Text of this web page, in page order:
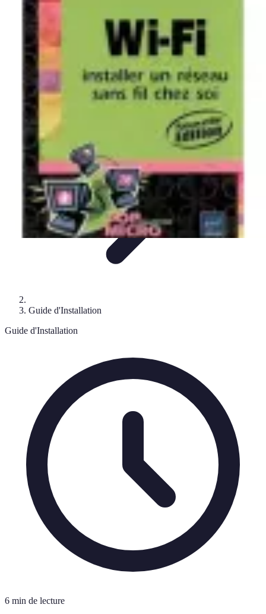
Fibre Internet Maison
Optimisation
Avantages de la
Tendances Comprendre la Fibre
Fibre Internet Maison
Guide d'Installation
Guide d'Installation
6 min de lecture